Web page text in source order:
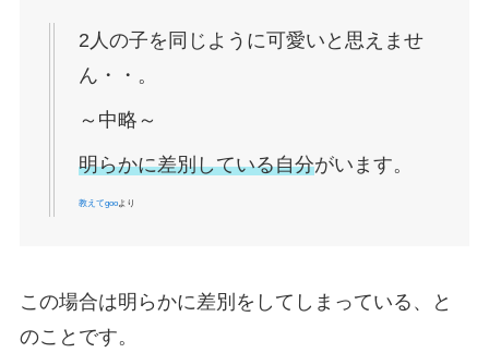
2人の子を同じように可愛いと思えませ
ん・・。
～中略～
明らかに差別している自分がいます。
教えてgooより
この場合は明らかに差別をしてしまっている、と
のことです。